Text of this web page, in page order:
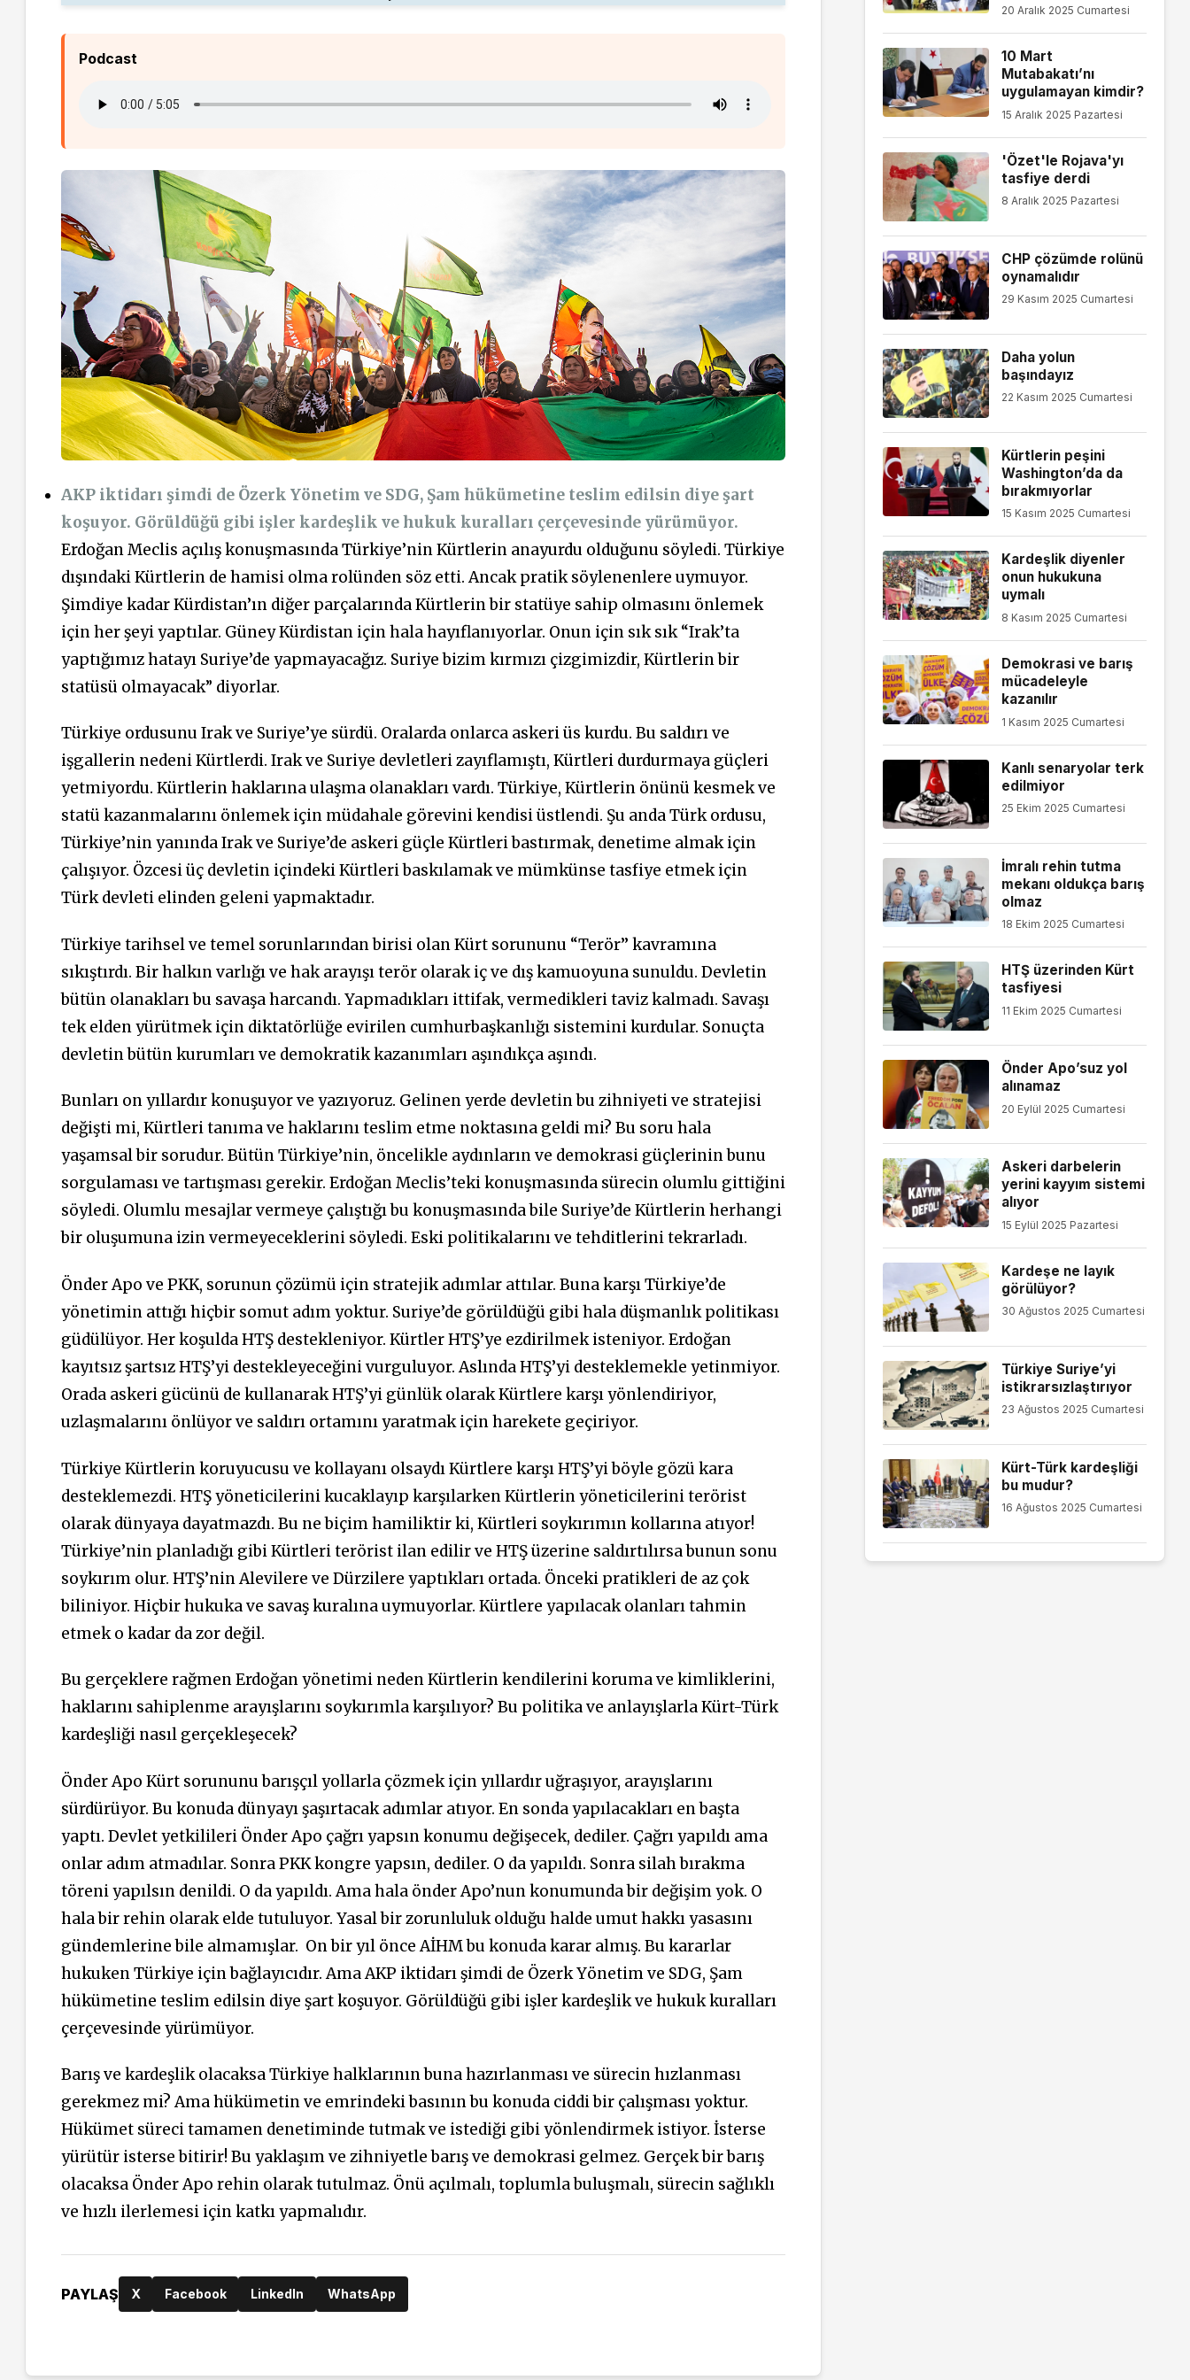
Podcast
AKP iktidarı şimdi de Özerk Yönetim ve SDG, Şam hükümetine teslim edilsin diye şart
koşuyor. Görüldüğü gibi işler kardeşlik ve hukuk kuralları çerçevesinde yürümüyor.
Erdoğan Meclis açılış konuşmasında Türkiye’nin Kürtlerin anayurdu olduğunu söyledi. Türkiye
dışındaki Kürtlerin de hamisi olma rolünden söz etti. Ancak pratik söylenenlere uymuyor.
Şimdiye kadar Kürdistan’ın diğer parçalarında Kürtlerin bir statüye sahip olmasını önlemek
için her şeyi yaptılar. Güney Kürdistan için hala hayıflanıyorlar. Onun için sık sık “Irak’ta
yaptığımız hatayı Suriye’de yapmayacağız. Suriye bizim kırmızı çizgimizdir, Kürtlerin bir
statüsü olmayacak” diyorlar.
Türkiye ordusunu Irak ve Suriye’ye sürdü. Oralarda onlarca askeri üs kurdu. Bu saldırı ve
işgallerin nedeni Kürtlerdi. Irak ve Suriye devletleri zayıflamıştı, Kürtleri durdurmaya güçleri
yetmiyordu. Kürtlerin haklarına ulaşma olanakları vardı. Türkiye, Kürtlerin önünü kesmek ve
statü kazanmalarını önlemek için müdahale görevini kendisi üstlendi. Şu anda Türk ordusu,
Türkiye’nin yanında Irak ve Suriye’de askeri güçle Kürtleri bastırmak, denetime almak için
çalışıyor. Özcesi üç devletin içindeki Kürtleri baskılamak ve mümkünse tasfiye etmek için
Türk devleti elinden geleni yapmaktadır.
Türkiye tarihsel ve temel sorunlarından birisi olan Kürt sorununu “Terör’’ kavramına
sıkıştırdı. Bir halkın varlığı ve hak arayışı terör olarak iç ve dış kamuoyuna sunuldu. Devletin
bütün olanakları bu savaşa harcandı. Yapmadıkları ittifak, vermedikleri taviz kalmadı. Savaşı
tek elden yürütmek için diktatörlüğe evirilen cumhurbaşkanlığı sistemini kurdular. Sonuçta
devletin bütün kurumları ve demokratik kazanımları aşındıkça aşındı.
Bunları on yıllardır konuşuyor ve yazıyoruz. Gelinen yerde devletin bu zihniyeti ve stratejisi
değişti mi, Kürtleri tanıma ve haklarını teslim etme noktasına geldi mi? Bu soru hala
yaşamsal bir sorudur. Bütün Türkiye’nin, öncelikle aydınların ve demokrasi güçlerinin bunu
sorgulaması ve tartışması gerekir. Erdoğan Meclis’teki konuşmasında sürecin olumlu gittiğini
söyledi. Olumlu mesajlar vermeye çalıştığı bu konuşmasında bile Suriye’de Kürtlerin herhangi
bir oluşumuna izin vermeyeceklerini söyledi. Eski politikalarını ve tehditlerini tekrarladı.
Önder Apo ve PKK, sorunun çözümü için stratejik adımlar attılar. Buna karşı Türkiye’de
yönetimin attığı hiçbir somut adım yoktur. Suriye’de görüldüğü gibi hala düşmanlık politikası
güdülüyor. Her koşulda HTŞ destekleniyor. Kürtler HTŞ’ye ezdirilmek isteniyor. Erdoğan
kayıtsız şartsız HTŞ’yi destekleyeceğini vurguluyor. Aslında HTŞ’yi desteklemekle yetinmiyor.
Orada askeri gücünü de kullanarak HTŞ’yi günlük olarak Kürtlere karşı yönlendiriyor,
uzlaşmalarını önlüyor ve saldırı ortamını yaratmak için harekete geçiriyor.
Türkiye Kürtlerin koruyucusu ve kollayanı olsaydı Kürtlere karşı HTŞ’yi böyle gözü kara
desteklemezdi. HTŞ yöneticilerini kucaklayıp karşılarken Kürtlerin yöneticilerini terörist
olarak dünyaya dayatmazdı. Bu ne biçim hamiliktir ki, Kürtleri soykırımın kollarına atıyor!
Türkiye’nin planladığı gibi Kürtleri terörist ilan edilir ve HTŞ üzerine saldırtılırsa bunun sonu
soykırım olur. HTŞ’nin Alevilere ve Dürzilere yaptıkları ortada. Önceki pratikleri de az çok
biliniyor. Hiçbir hukuka ve savaş kuralına uymuyorlar. Kürtlere yapılacak olanları tahmin
etmek o kadar da zor değil.
Bu gerçeklere rağmen Erdoğan yönetimi neden Kürtlerin kendilerini koruma ve kimliklerini,
haklarını sahiplenme arayışlarını soykırımla karşılıyor? Bu politika ve anlayışlarla Kürt-Türk
kardeşliği nasıl gerçekleşecek?
Önder Apo Kürt sorununu barışçıl yollarla çözmek için yıllardır uğraşıyor, arayışlarını
sürdürüyor. Bu konuda dünyayı şaşırtacak adımlar atıyor. En sonda yapılacakları en başta
yaptı. Devlet yetkilileri Önder Apo çağrı yapsın konumu değişecek, dediler. Çağrı yapıldı ama
onlar adım atmadılar. Sonra PKK kongre yapsın, dediler. O da yapıldı. Sonra silah bırakma
töreni yapılsın denildi. O da yapıldı. Ama hala önder Apo’nun konumunda bir değişim yok. O
hala bir rehin olarak elde tutuluyor. Yasal bir zorunluluk olduğu halde umut hakkı yasasını
gündemlerine bile almamışlar. On bir yıl önce AİHM bu konuda karar almış. Bu kararlar
hukuken Türkiye için bağlayıcıdır. Ama AKP iktidarı şimdi de Özerk Yönetim ve SDG, Şam
hükümetine teslim edilsin diye şart koşuyor. Görüldüğü gibi işler kardeşlik ve hukuk kuralları
çerçevesinde yürümüyor.
Barış ve kardeşlik olacaksa Türkiye halklarının buna hazırlanması ve sürecin hızlanması
gerekmez mi? Ama hükümetin ve emrindeki basının bu konuda ciddi bir çalışması yoktur.
Hükümet süreci tamamen denetiminde tutmak ve istediği gibi yönlendirmek istiyor. İsterse
yürütür isterse bitirir! Bu yaklaşım ve zihniyetle barış ve demokrasi gelmez. Gerçek bir barış
olacaksa Önder Apo rehin olarak tutulmaz. Önü açılmalı, toplumla buluşmalı, sürecin sağlıklı
ve hızlı ilerlemesi için katkı yapmalıdır.
PAYLAŞ X Facebook LinkedIn WhatsApp
20 Aralık 2025 Cumartesi
10 Mart
Mutabakatı’nı
uygulamayan kimdir?
15 Aralık 2025 Pazartesi
'Özet'le Rojava'yı
tasfiye derdi
8 Aralık 2025 Pazartesi
CHP çözümde rolünü
oynamalıdır
29 Kasım 2025 Cumartesi
Daha yolun
başındayız
22 Kasım 2025 Cumartesi
Kürtlerin peşini
Washington’da da
bırakmıyorlar
15 Kasım 2025 Cumartesi
Kardeşlik diyenler
onun hukukuna
uymalı
8 Kasım 2025 Cumartesi
Demokrasi ve barış
mücadeleyle
kazanılır
1 Kasım 2025 Cumartesi
Kanlı senaryolar terk
edilmiyor
25 Ekim 2025 Cumartesi
İmralı rehin tutma
mekanı oldukça barış
olmaz
18 Ekim 2025 Cumartesi
HTŞ üzerinden Kürt
tasfiyesi
11 Ekim 2025 Cumartesi
Önder Apo’suz yol
alınamaz
20 Eylül 2025 Cumartesi
Askeri darbelerin
yerini kayyım sistemi
alıyor
15 Eylül 2025 Pazartesi
Kardeşe ne layık
görülüyor?
30 Ağustos 2025 Cumartesi
Türkiye Suriye’yi
istikrarsızlaştırıyor
23 Ağustos 2025 Cumartesi
Kürt-Türk kardeşliği
bu mudur?
16 Ağustos 2025 Cumartesi